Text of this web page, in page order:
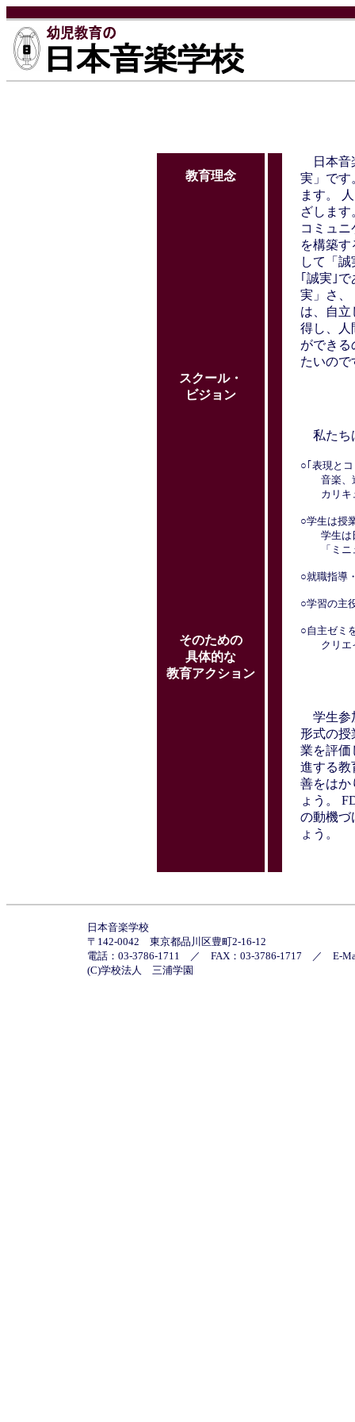
教育理念
スクール・
ビジョン
そのための
具体的な
教育アクション
日本音
実」です
ます。
ざしま
コミュ
を構築
して「
｢誠実｣
実」さ、
は、自立
得し、人
ができ
たいので
私たち
○｢表現と
音楽、造
カリキュ
○学生は授
学生は日
「ミニュ
○就職指導
○学習の主
○自主ゼミ
クリエイ
学生参
形式の授
業を評価
進する教
善をはか
ょう。
の動機づ
ょう。
日本音楽学校
〒142-0042 東京都品川区豊町2-16-12
電話：03-3786-1711 ／ FAX：03-3786-1717 ／ E-
(C)学校法人 三浦学園